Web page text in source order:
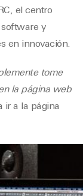
el centro
y
en innovación.
tome
la página web
ir a la página